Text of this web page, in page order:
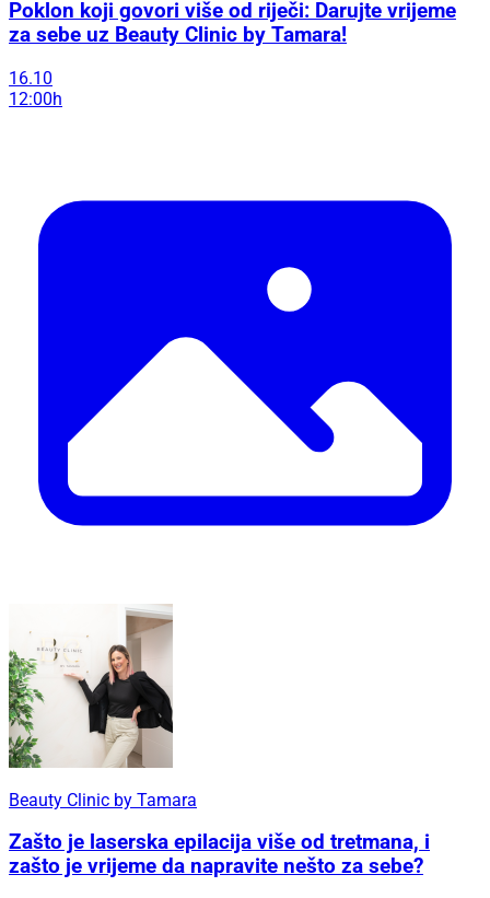
Poklon koji govori više od riječi: Darujte vrijeme
za sebe uz Beauty Clinic by Tamara!
16.10
12:00h
Beauty Clinic by Tamara
Zašto je laserska epilacija više od tretmana, i
zašto je vrijeme da napravite nešto za sebe?